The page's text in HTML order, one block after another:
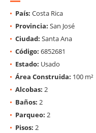
País: Costa Rica
Provincia: San José
Ciudad: Santa Ana
Código: 6852681
Estado: Usado
Área Construida: 100 m²
Alcobas: 2
Baños: 2
Parqueo: 2
Pisos: 2